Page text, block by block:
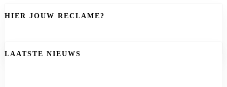
HIER JOUW RECLAME?
LAATSTE NIEUWS